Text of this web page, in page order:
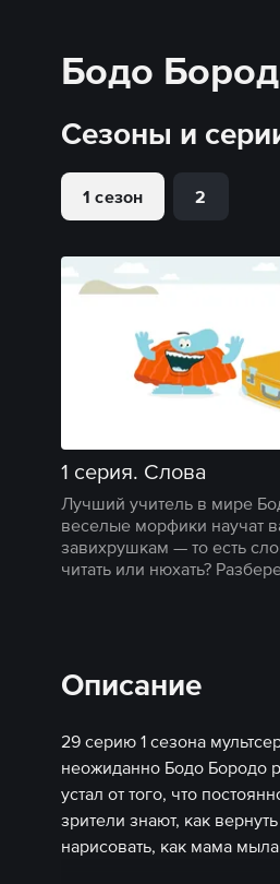
Бодо
Сезоны и
1 сезон 2
1 серия. Слова
Лучший учитель в мире
веселые морфики научат
завихрушкам — то есть
читать или нюхать?
Описание
29 серию 1 сезона
неожиданно Бодо Бородо
устал от того, что
зрители знают, как
нарисовать, как мама